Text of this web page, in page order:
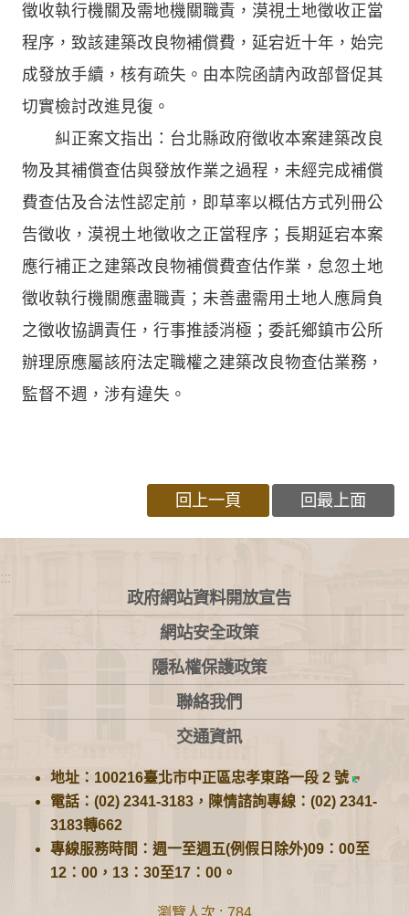
徵收執行機關及需地機關職責，漠視土地徵收正當
程序，致該建築改良物補償費，延宕近十年，始完
成發放手續，核有疏失。由本院函請內政部督促其
切實檢討改進見復。
糾正案文指出：台北縣政府徵收本案建築改良
物及其補償查估與發放作業之過程，未經完成補償
費查估及合法性認定前，即草率以概估方式列冊公
告徵收，漠視土地徵收之正當程序；長期延宕本案
應行補正之建築改良物補償費查估作業，怠忽土地
徵收執行機關應盡職責；未善盡需用土地人應肩負
之徵收協調責任，行事推諉消極；委託鄉鎮市公所
辦理原應屬該府法定職權之建築改良物查估業務，
監督不週，涉有違失。
回上一頁 回最上面
:::
政府網站資料開放宣告
網站安全政策
隱私權保護政策
聯絡我們
交通資訊
地址：100216臺北市中正區忠孝東路一段 2 號
電話：(02) 2341-3183，陳情諮詢專線：(02) 2341-
3183轉662
專線服務時間：週一至週五(例假日除外)09：00至
12：00，13：30至17：00。